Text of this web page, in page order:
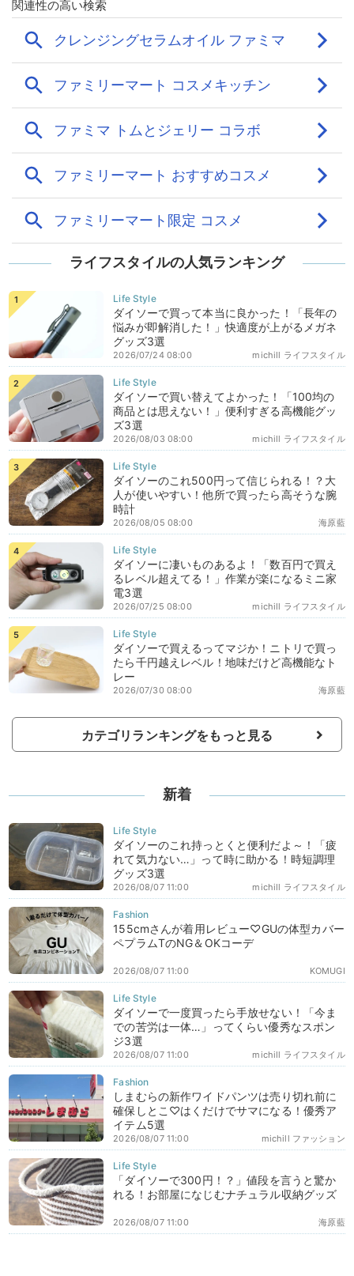
ライフスタイルの人気ランキング
ダイソーで買って本当に良かった！「長年の
悩みが即解消した！」快適度が上がるメガネ
グッズ3選
michill ライフスタイル
2026/07/24 08:00
ダイソーで買い替えてよかった！「100均の
商品とは思えない！」便利すぎる高機能グッ
ズ3選
michill ライフスタイル
2026/08/03 08:00
ダイソーのこれ500円って信じられる！？大
人が使いやすい！他所で買ったら高そうな腕
時計
海原藍
2026/08/05 08:00
ダイソーに凄いものあるよ！「数百円で買え
るレベル超えてる！」作業が楽になるミニ家
電3選
michill ライフスタイル
2026/07/25 08:00
ダイソーで買えるってマジか！ニトリで買っ
たら千円越えレベル！地味だけど高機能なト
レー
海原藍
2026/07/30 08:00
カテゴリランキングをもっと見る
新着
ダイソーのこれ持っとくと便利だよ～！「疲
れて気力ない…」って時に助かる！時短調理
グッズ3選
michill ライフスタイル
2026/08/07 11:00
155cmさんが着用レビュー♡GUの体型カバー
ペプラムTのNG＆OKコーデ
KOMUGI
2026/08/07 11:00
ダイソーで一度買ったら手放せない！「今ま
での苦労は一体…」ってくらい優秀なスポン
ジ3選
michill ライフスタイル
2026/08/07 11:00
しまむらの新作ワイドパンツは売り切れ前に
確保しとこ♡はくだけでサマになる！優秀ア
イテム5選
michill ファッション
2026/08/07 11:00
「ダイソーで300円！？」値段を言うと驚か
れる！お部屋になじむナチュラル収納グッズ
海原藍
2026/08/07 11:00